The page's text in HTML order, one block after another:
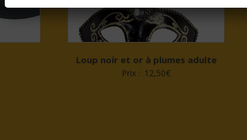
Loup noir et or à plumes adulte
Prix : 12,50€